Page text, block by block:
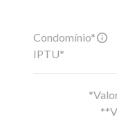
Condomínio*
IPTU*